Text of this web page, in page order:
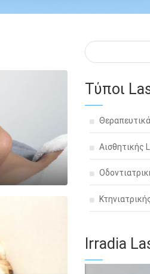
Φόρμα
Αναζήτηση
Τύποι
Αισθητικής
Irradia